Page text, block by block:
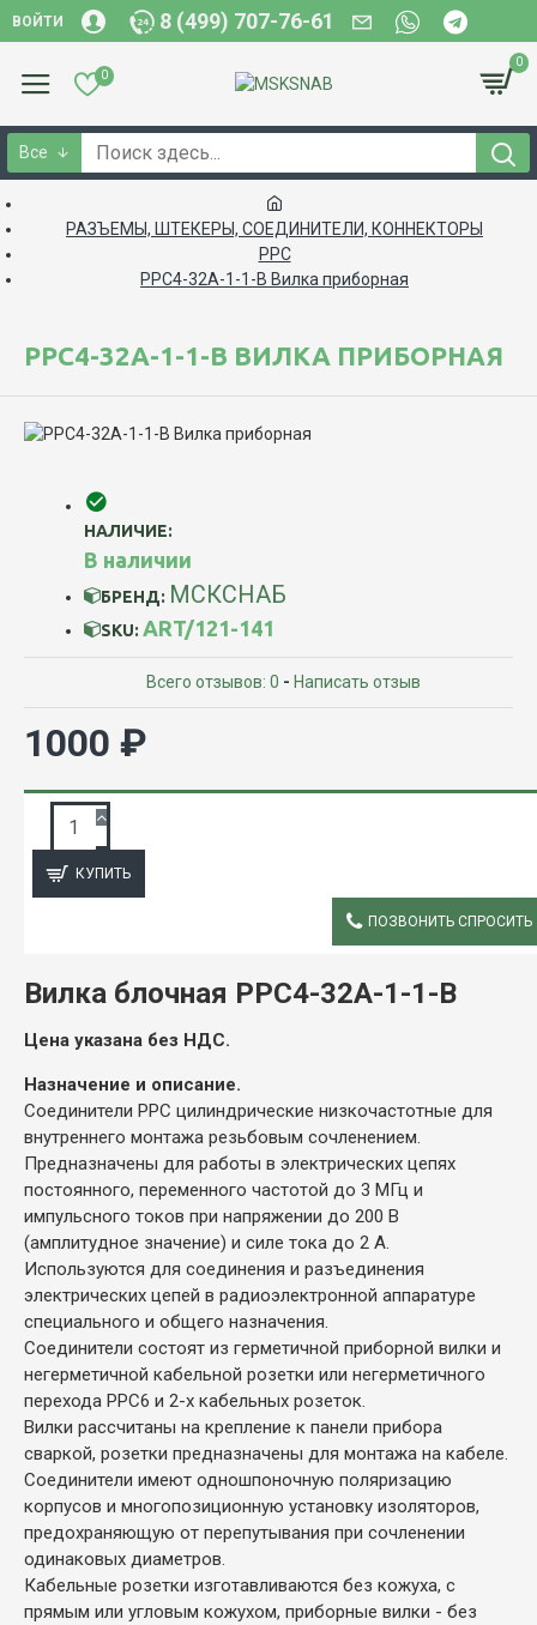
ВОЙТИ 8 (499) 707-76-61
0
0
Все
РАЗЪЕМЫ, ШТЕКЕРЫ, СОЕДИНИТЕЛИ, КОННЕКТОРЫ
РРС
РРС4-32А-1-1-В Вилка приборная
РРС4-32А-1-1-В ВИЛКА ПРИБОРНАЯ
НАЛИЧИЕ:
В наличии
БРЕНД: МСКСНАБ
SKU: ART/121-141
Всего отзывов: 0 - Написать отзыв
1000 ₽
КУПИТЬ
ПОЗВОНИТЬ СПРОСИТЬ
Вилка блочная РРС4-32А-1-1-В
Цена указана без НДС.
Назначение и описание.
Соединители РРС цилиндрические низкочастотные для
внутреннего монтажа резьбовым сочленением.
Предназначены для работы в электрических цепях
постоянного, переменного частотой до 3 МГц и
импульсного токов при напряжении до 200 В
(амплитудное значение) и силе тока до 2 А.
Используются для соединения и разъединения
электрических цепей в радиоэлектронной аппаратуре
специального и общего назначения.
Соединители состоят из герметичной приборной вилки и
негерметичной кабельной розетки или негерметичного
перехода РРС6 и 2-х кабельных розеток.
Вилки рассчитаны на крепление к панели прибора
сваркой, розетки предназначены для монтажа на кабеле.
Соединители имеют одношпоночную поляризацию
корпусов и многопозиционную установку изоляторов,
предохраняющую от перепутывания при сочленении
одинаковых диаметров.
Кабельные розетки изготавливаются без кожуха, с
прямым или угловым кожухом, приборные вилки - без